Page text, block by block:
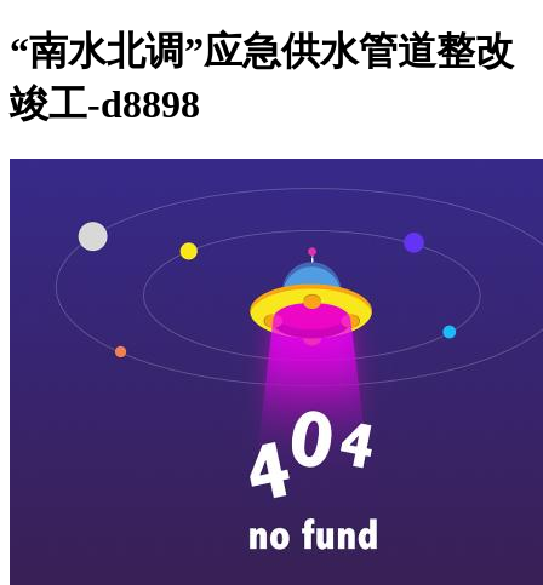
“南水北调”应急供水管道整改
竣工-d8898